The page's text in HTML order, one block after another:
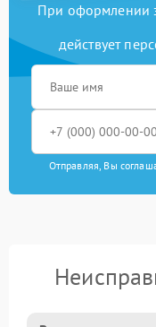
При оформлении
действует
Отправляя, Вы